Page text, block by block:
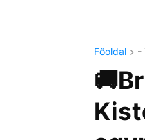
Főoldal -